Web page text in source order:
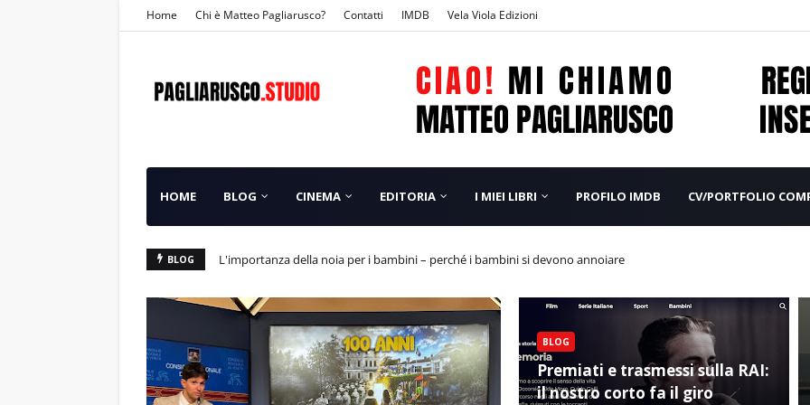
Home Chi è Matteo Pagliarusco? Contatti IMDB Vela Viola Edizioni
HOME BLOG CINEMA EDITORIA I MIEI LIBRI PROFILO IMDB CV/PORTFOLIO
BLOG L'importanza della noia per i bambini – perché i bambini si devono annoiare
Festa della Befana 2025 ad Altavilla Vicentina: tra risate e teatro!
BLOG
Premiati e trasmessi sulla RAI:
il nostro corto fa il giro